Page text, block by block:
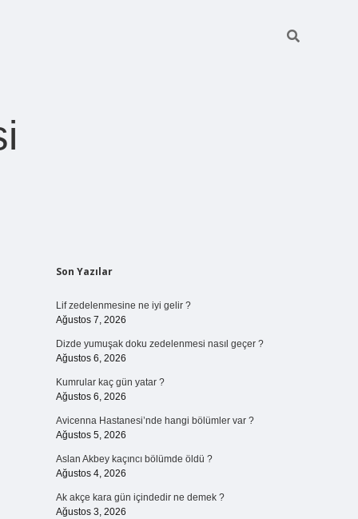
Sidebar
Son Yazılar
Lif zedelenmesine ne iyi gelir ?
Ağustos 7, 2026
Dizde yumuşak doku zedelenmesi nasıl geçer ?
Ağustos 6, 2026
Kumrular kaç gün yatar ?
Ağustos 6, 2026
Avicenna Hastanesi’nde hangi bölümler var ?
Ağustos 5, 2026
Aslan Akbey kaçıncı bölümde öldü ?
Ağustos 4, 2026
Ak akçe kara gün içindedir ne demek ?
Ağustos 3, 2026